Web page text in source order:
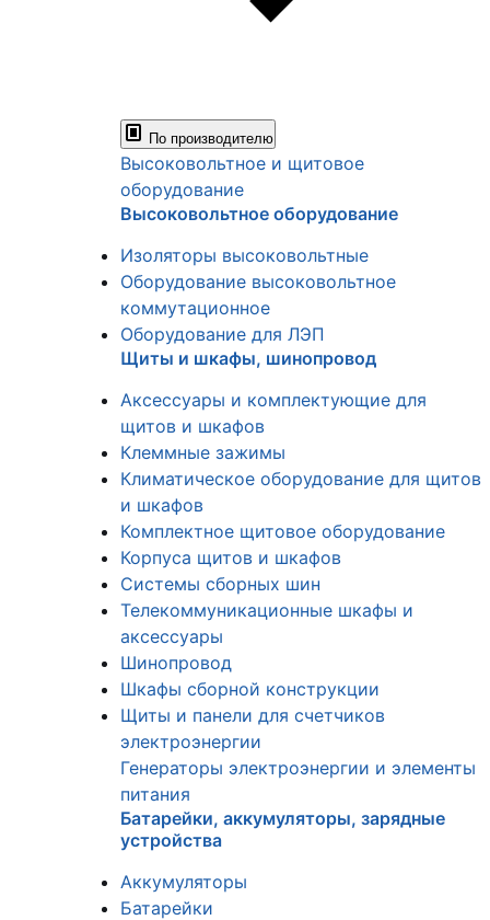
По производителю
Высоковольтное и щитовое
оборудование
Высоковольтное оборудование
Изоляторы высоковольтные
Оборудование высоковольтное
коммутационное
Оборудование для ЛЭП
Щиты и шкафы, шинопровод
Аксессуары и комплектующие для
щитов и шкафов
Клеммные зажимы
Климатическое оборудование для щитов
и шкафов
Комплектное щитовое оборудование
Корпуса щитов и шкафов
Системы сборных шин
Телекоммуникационные шкафы и
аксессуары
Шинопровод
Шкафы сборной конструкции
Щиты и панели для счетчиков
электроэнергии
Генераторы электроэнергии и элементы
питания
Батарейки, аккумуляторы, зарядные
устройства
Аккумуляторы
Батарейки